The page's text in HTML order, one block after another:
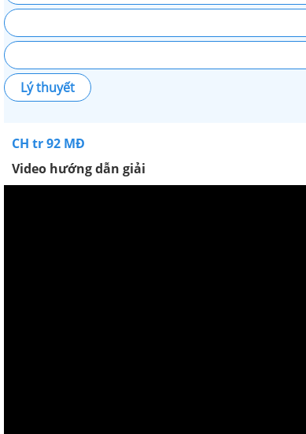
Lý thuyết
CH tr 92 MĐ
Video hướng dẫn giải